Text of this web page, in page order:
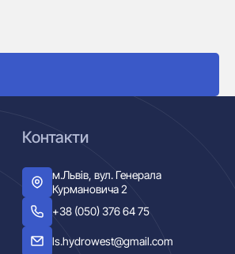
Контакти
м.Львів, вул. Генерала
Курмановича 2
+38 (050) 376 64 75
ls.hydrowest@gmail.com